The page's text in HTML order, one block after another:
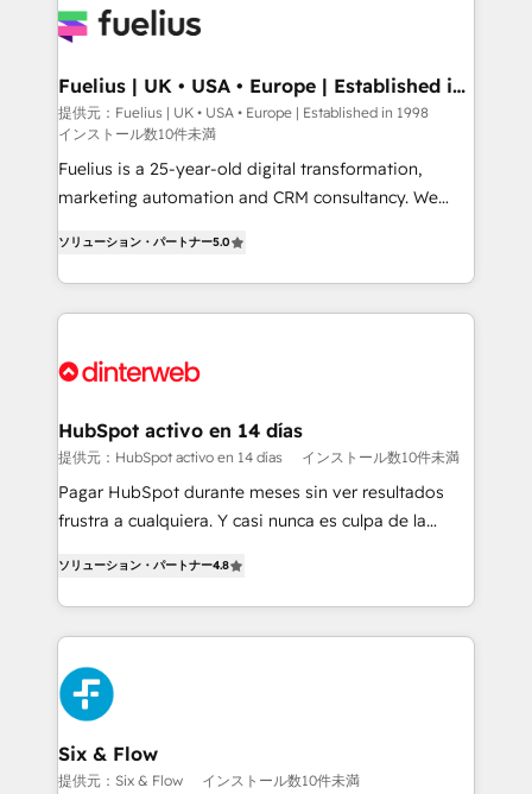
for you and execute it on HubSpot. We are on the
framework, meaning we've been accredited by
HubSpot and vetted by the CCS, which means we
can support public sector companies as well the
other ones listed in our profile. Our services: -
HubSpot implementation - HubSpot CMS website
is there for you to: - Grow revenue, and run your
business more efficiently - Build stronger
relationships with customers - Make better
more people - Get the most out of your HubSpot
Fuelius | UK • USA • Europe | Established in
1998
提供元：Fuelius | UK • USA • Europe | Established in 1998
インストール数10件未満
Fuelius is a 25-year-old digital transformation,
marketing automation and CRM consultancy. We
maximise their return from digital and fuel their
growth. We modernise platforms, streamline
operations that are causing inefficiencies, improve
supercharge revenue operations Key services: • CRM
Transformation / Web Development • RevOps &
Sales Consulting • Marketing Automation What
makes us different? 🚀 Top 0.5% of global HubSpot
agencies ⚙️ The strongest technical ability and
partners who will embed ourselves into your
business, processes and systems 🏢 We specialise in
complex use cases 🏆 CRM Implementation,
Platform Enablement, Custom Integration and
Certified
ソリューション・パートナー5.0
HubSpot activo en 14 días
提供元：HubSpot activo en 14 días インストール数10件未満
Pagar HubSpot durante meses sin ver resultados
frustra a cualquiera. Y casi nunca es culpa de la
implementó. Trabajamos con un catálogo de +80
casos de uso: cada uno resuelve un problema
concreto de tu operación en HubSpot. La entrega
toma de 1 a 3 semanas por caso, abordamos varios
en paralelo cuando tiene sentido, y siempre
confirmamos resultados antes de seguir avanzando.
Empiezas a ver resultados antes de que termine el
mes. 🏆 HubSpot Partner of the Year 2022, máximo
ソリューション・パートナー4.8
Six & Flow
提供元：Six & Flow インストール数10件未満